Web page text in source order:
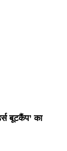
बूटकैंप’ का